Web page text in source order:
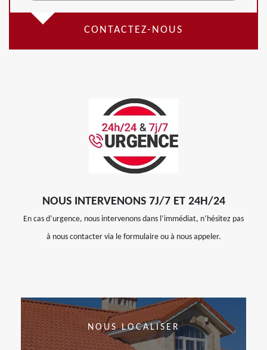
CONTACTEZ-NOUS
NOUS INTERVENONS 7J/7 ET 24H/24
En cas d’urgence, nous intervenons dans l’immédiat, n’hésitez pas
à nous contacter via le formulaire ou à nous appeler.
NOUS LOCALISER